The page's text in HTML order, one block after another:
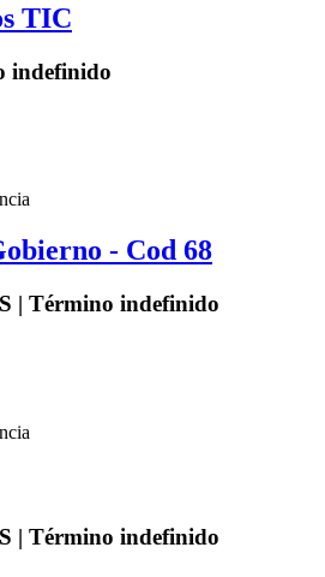
TIC
indefinido
- Cod 68
| Término indefinido
| Término indefinido